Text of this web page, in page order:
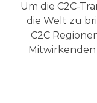
Um die C2C-
die Welt zu
C2C